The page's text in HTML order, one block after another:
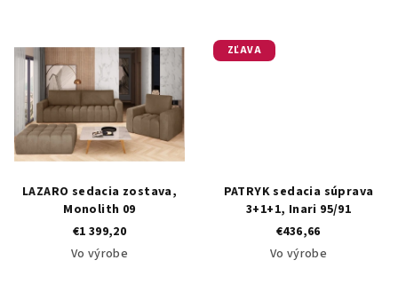
LAZARO sedacia zostava,
Monolith 09
€1 399,20
Vo výrobe
ZĽAVA
PATRYK sedacia súprava
3+1+1, Inari 95/91
€436,66
Vo výrobe